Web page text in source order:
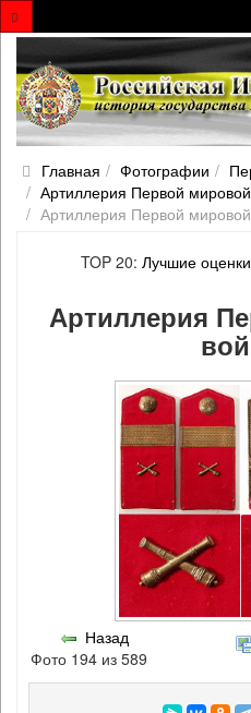
Главная Фотографии
Артиллерия Первой
Артиллерия Первой
TOP 20: Лучшие оценки
Артиллерия
Назад
Фото 194 из 589